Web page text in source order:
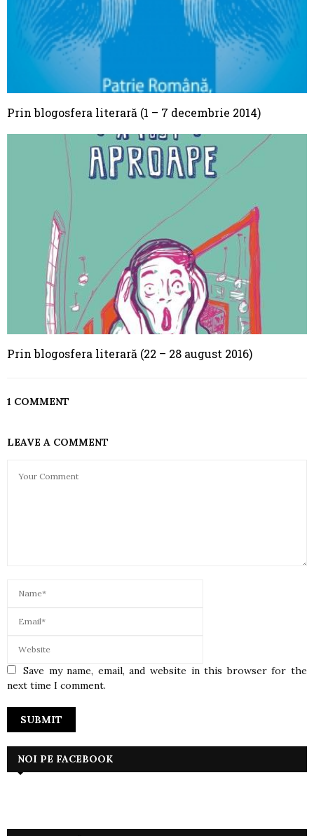
Prin blogosfera literară (1 – 7 decembrie 2014)
Prin blogosfera literară (22 – 28 august 2016)
1 COMMENT
LEAVE A COMMENT
Save my name, email, and website in this browser for the
next time I comment.
NOI PE FACEBOOK